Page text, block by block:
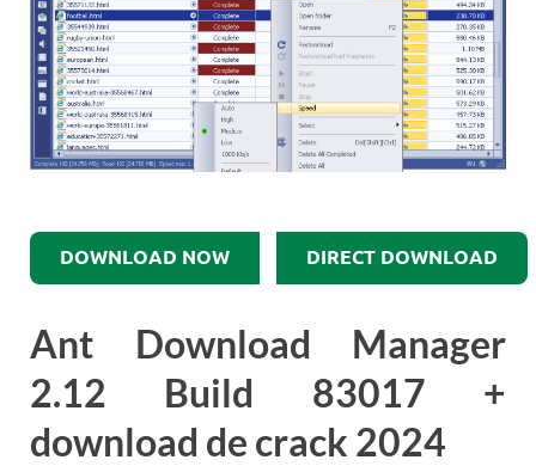
DOWNLOAD NOW DIRECT DOWNLOAD
Ant Download Manager
2.12 Build 83017 +
download de crack 2024